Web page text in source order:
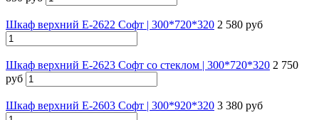
Шкаф верхний Е-2622 Софт | 300*720*320 2 580 руб
Шкаф верхний Е-2623 Софт со стеклом | 300*720*320 2 750
руб
Шкаф верхний Е-2603 Софт | 300*920*320 3 380 руб